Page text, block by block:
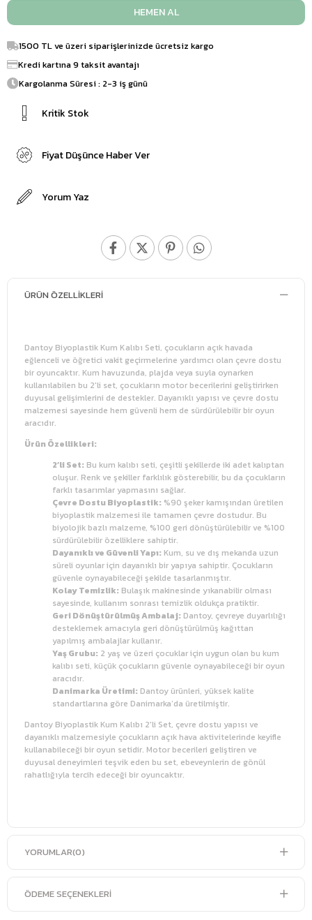
1500 TL ve üzeri siparişlerinizde ücretsiz kargo
Kredi kartına 9 taksit avantajı
Kargolanma Süresi : 2-3 iş günü
Kritik Stok
Fiyat Düşünce Haber Ver
Yorum Yaz
ÜRÜN ÖZELLIKLERI
Dantoy Biyoplastik Kum Kalıbı Seti, çocukların açık havada
eğlenceli ve öğretici vakit geçirmelerine yardımcı olan çevre dostu
bir oyuncaktır. Kum havuzunda, plajda veya suyla oynarken
kullanılabilen bu 2'li set, çocukların motor becerilerini geliştirirken
duyusal gelişimlerini de destekler. Dayanıklı yapısı ve çevre dostu
malzemesi sayesinde hem güvenli hem de sürdürülebilir bir oyun
aracıdır.
Ürün Özellikleri:
2’li Set: Bu kum kalıbı seti, çeşitli şekillerde iki adet kalıptan
oluşur. Renk ve şekiller farklılık gösterebilir, bu da çocukların
farklı tasarımlar yapmasını sağlar.
Çevre Dostu Biyoplastik: %90 şeker kamışından üretilen
biyoplastik malzemesi ile tamamen çevre dostudur. Bu
biyolojik bazlı malzeme, %100 geri dönüştürülebilir ve %100
sürdürülebilir özelliklere sahiptir.
Dayanıklı ve Güvenli Yapı: Kum, su ve dış mekanda uzun
süreli oyunlar için dayanıklı bir yapıya sahiptir. Çocukların
güvenle oynayabileceği şekilde tasarlanmıştır.
Kolay Temizlik: Bulaşık makinesinde yıkanabilir olması
sayesinde, kullanım sonrası temizlik oldukça pratiktir.
Geri Dönüştürülmüş Ambalaj: Dantoy, çevreye duyarlılığı
desteklemek amacıyla geri dönüştürülmüş kağıttan
yapılmış ambalajlar kullanır.
Yaş Grubu: 2 yaş ve üzeri çocuklar için uygun olan bu kum
kalıbı seti, küçük çocukların güvenle oynayabileceği bir oyun
aracıdır.
Danimarka Üretimi: Dantoy ürünleri, yüksek kalite
standartlarına göre Danimarka’da üretilmiştir.
Dantoy Biyoplastik Kum Kalıbı 2'li Set, çevre dostu yapısı ve
dayanıklı malzemesiyle çocukların açık hava aktivitelerinde keyifle
kullanabileceği bir oyun setidir. Motor becerileri geliştiren ve
duyusal deneyimleri teşvik eden bu set, ebeveynlerin de gönül
rahatlığıyla tercih edeceği bir oyuncaktır.
YORUMLAR(0)
ÖDEME SEÇENEKLERI